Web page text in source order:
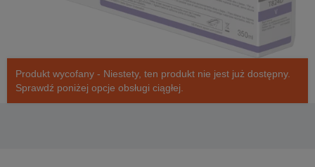
Produkt wycofany - Niestety, ten produkt nie jest już dostępny.
Sprawdź poniżej opcje obsługi ciągłej.